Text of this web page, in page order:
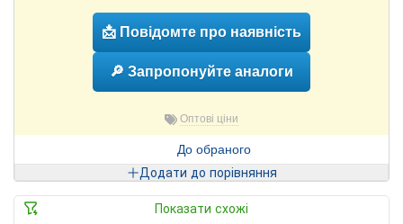
📩 Повідомте про наявність
🔎 Запропонуйте аналоги
Оптові ціни
До обраного
Додати до порівняння
Показати схожі